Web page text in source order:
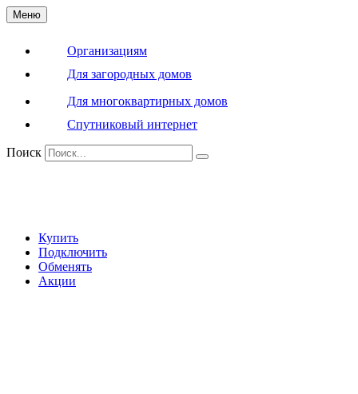
Меню
Организациям
Для загородных домов
Для многоквартирных домов
Спутниковый интернет
Поиск
Купить
Подключить
Обменять
Акции